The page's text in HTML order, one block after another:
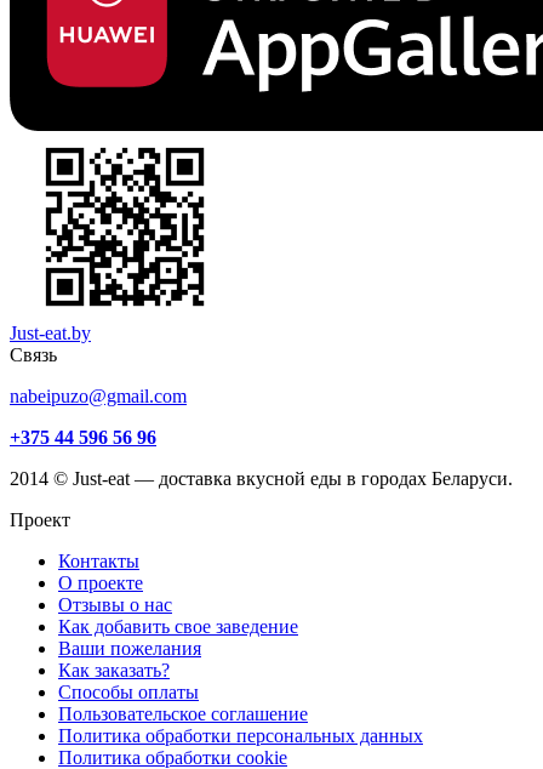
Just-eat.by
Связь
nabeipuzo@gmail.com
+375 44 596 56 96
2014 © Just-eat — доставка вкусной еды в городах Беларуси.
Проект
Контакты
О проекте
Отзывы о нас
Как добавить свое заведение
Ваши пожелания
Как заказать?
Способы оплаты
Пользовательское соглашение
Политика обработки персональных данных
Политика обработки cookie